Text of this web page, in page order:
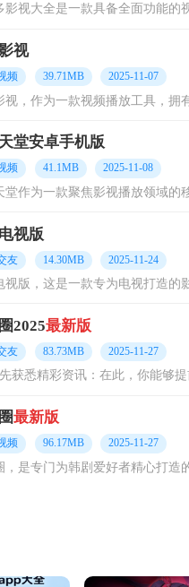
视
频 39.71MB 2025-11-07
堂安卓手机版
频 41.1MB 2025-11-08
视版
友 14.30MB 2025-11-24
2025最新版
友 83.73MB 2025-11-27
最新版
频 96.17MB 2025-11-27